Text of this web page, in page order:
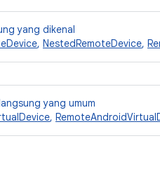
yang dikenal
, NestedRemoteDevice,
yang umum
,